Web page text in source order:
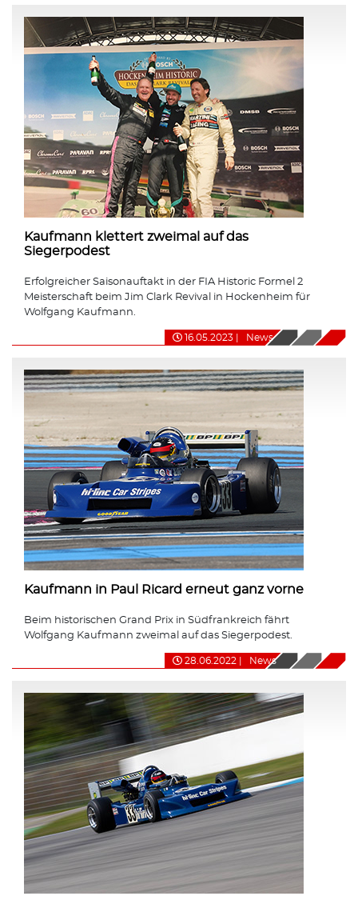
Kaufmann klettert zweimal auf das
Siegerpodest
Erfolgreicher Saisonauftakt in der FIA Historic Formel 2
Meisterschaft beim Jim Clark Revival in Hockenheim für
Wolfgang Kaufmann.
16.05.2023 News
Kaufmann in Paul Ricard erneut ganz vorne
Beim historischen Grand Prix in Südfrankreich fährt
Wolfgang Kaufmann zweimal auf das Siegerpodest.
28.06.2022 News